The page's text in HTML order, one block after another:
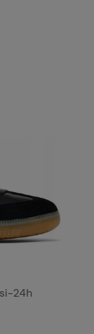
24h